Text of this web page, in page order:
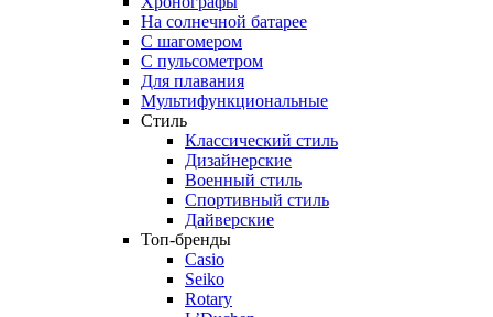
На солнечной батарее
С шагомером
С пульсометром
Для плавания
Мультифункциональные
Стиль
Классический стиль
Дизайнерские
Военный стиль
Спортивный стиль
Дайверские
Топ-бренды
Casio
Seiko
Rotary